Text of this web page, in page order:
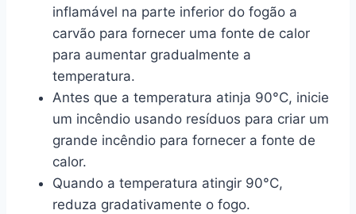
inflamável na parte inferior do fogão a
carvão para fornecer uma fonte de calor
para aumentar gradualmente a
temperatura.
Antes que a temperatura atinja 90°C, inicie
um incêndio usando resíduos para criar um
grande incêndio para fornecer a fonte de
calor.
Quando a temperatura atingir 90°C,
reduza gradativamente o fogo.